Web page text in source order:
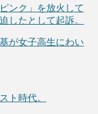
ンク」を放火して
したとして起訴。
が女子高生にわい
ト時代。